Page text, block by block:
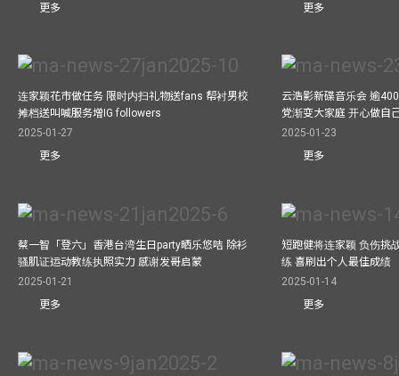
更多
更多
连家颖花市做任务 限时内扫礼物送fans 帮衬男校
摊档送叫喊服务增IG followers
2025-01-27
更多
云浩影新碟音乐会 逾
党渐变大家庭 开心做自
2025-01-23
更多
蔡一智「登六」香港台湾生日party晒乐悠咭 除衫
骚肌证运动教练执照实力 感谢发哥启蒙
2025-01-21
更多
短跑健将连家颖 负伤挑
练 喜刷出个人最佳成绩
2025-01-14
更多